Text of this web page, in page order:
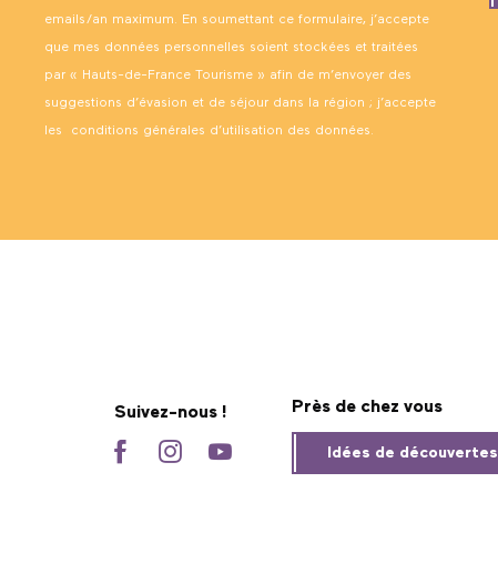
emails/an maximum. En soumettant ce formulaire, j’accepte
que mes données personnelles soient stockées et traitées
par « Hauts-de-France Tourisme » afin de m’envoyer des
suggestions d’évasion et de séjour dans la région ; j’accepte
les conditions générales d’utilisation des données.
Suivez-nous ! Près de chez vous
Idées de découvertes